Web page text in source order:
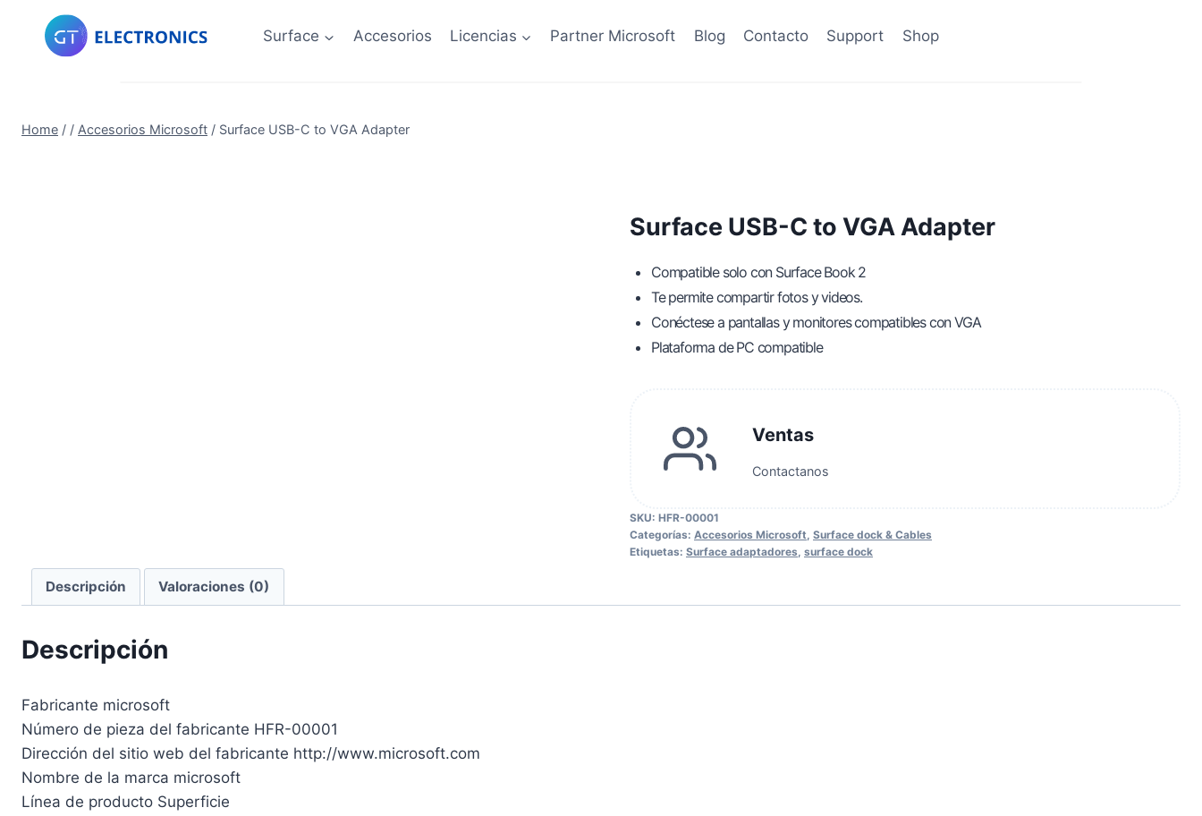
Surface Accesorios Licencias Partner Microsoft Blog Contacto Support Shop
Home / / Accesorios Microsoft / Surface USB-C to VGA Adapter
Surface USB-C to VGA Adapter
Compatible solo con Surface Book 2
Te permite compartir fotos y videos.
Conéctese a pantallas y monitores compatibles con VGA
Plataforma de PC compatible
Ventas
Contactanos
SKU: HFR-00001
Categorías: Accesorios Microsoft, Surface dock & Cables
Etiquetas: Surface adaptadores, surface dock
Descripción Valoraciones (0)
Descripción
Fabricante microsoft
Número de pieza del fabricante HFR-00001
Dirección del sitio web del fabricante http://www.microsoft.com
Nombre de la marca microsoft
Línea de producto Superficie